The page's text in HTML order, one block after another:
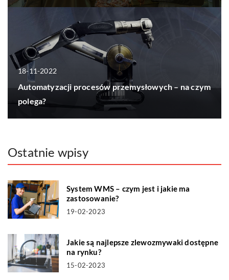
18-11-2022
Automatyzacji procesów przemysłowych – na czym
polega?
Ostatnie wpisy
System WMS – czym jest i jakie ma
zastosowanie?
19-02-2023
Jakie są najlepsze zlewozmywaki dostępne
na rynku?
15-02-2023